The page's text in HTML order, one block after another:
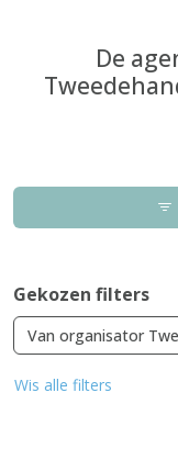
De
Gekozen filters
Van organisator
Wis alle filters